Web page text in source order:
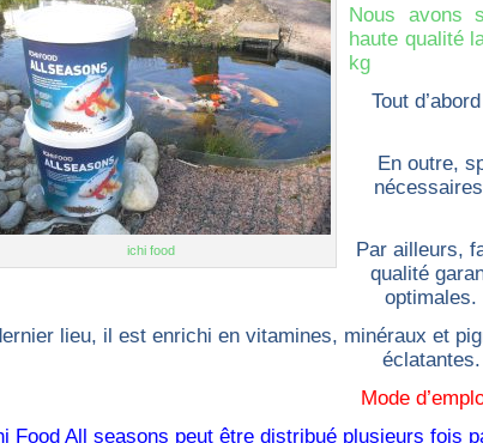
ichi food
Nous avons
haute qualité
kg
Tout
En outre,
Par ailleurs,
qualité
optimales.
lieu, il est enrichi en vitamines, minéraux et
éclatantes.
Mode
Food All seasons peut être distribué plusieurs fois